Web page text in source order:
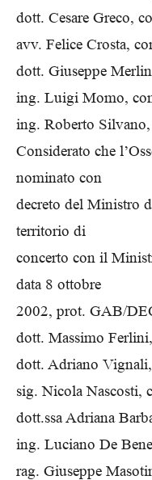
dott. Cesare Greco,
avv. Felice Crosta,
dott. Giuseppe
ing. Luigi Momo,
ing. Roberto
Considerato che
nominato con
decreto del Ministro
territorio di
concerto con il
data 8 ottobre
2002, prot. GAB/
dott. Massimo
dott. Adriano
sig. Nicola Nascosti,
dott.ssa Adriana
ing. Luciano De
rag. Giuseppe